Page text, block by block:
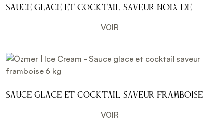
Sauce glace et cocktail saveur noix de
VOIR
Sauce glace et cocktail saveur framboise 6
VOIR